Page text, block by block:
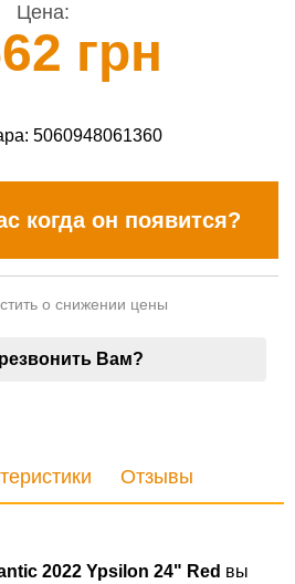
Цена:
грн
5060948061360
когда он появится?
о снижении цены
Вам?
Отзывы
2022 Ypsilon 24" Red вы